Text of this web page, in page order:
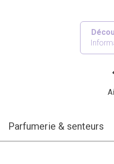
Parfumerie & senteurs